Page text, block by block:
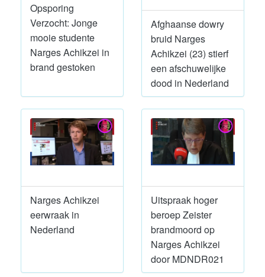
Opsporing
Verzocht: Jonge
mooie studente
Narges Achikzei in
brand gestoken
Afghaanse dowry
bruid Narges
Achikzei (23) stierf
een afschuwelijke
dood in Nederland
Narges Achikzei
eerwraak in
Nederland
Uitspraak hoger
beroep Zeister
brandmoord op
Narges Achikzei
door MDNDR021